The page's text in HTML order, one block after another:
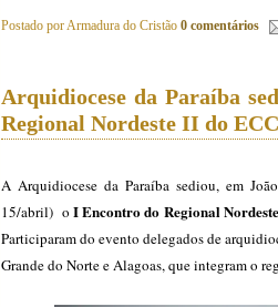
Postado porArmadura do Cristão 0 comentários
Arquidiocese da Paraíba
Regional Nordeste II do ECC
A Arquidiocese da Paraíba sediou, em
15/abril) o I Encontro do Regional
Participaram do evento delegados de
Grande do Norte e Alagoas, que integram o